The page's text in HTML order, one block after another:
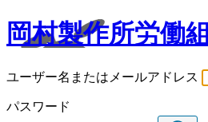
岡村製作所労働
ユーザー名またはメールアドレス
パスワード